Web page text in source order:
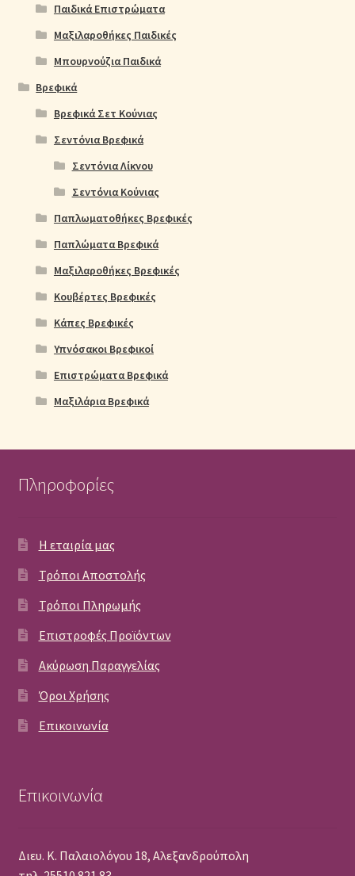
Παιδικά Επιστρώματα
Μαξιλαροθήκες Παιδικές
Μπουρνούζια Παιδικά
Βρεφικά
Βρεφικά Σετ Κούνιας
Σεντόνια Βρεφικά
Σεντόνια Λίκνου
Σεντόνια Κούνιας
Παπλωματοθήκες Βρεφικές
Παπλώματα Βρεφικά
Μαξιλαροθήκες Βρεφικές
Κουβέρτες Βρεφικές
Κάπες Βρεφικές
Υπνόσακοι Βρεφικοί
Επιστρώματα Βρεφικά
Μαξιλάρια Βρεφικά
Πληροφορίες
Η εταιρία μας
Τρόποι Αποστολής
Τρόποι Πληρωμής
Επιστροφές Προϊόντων
Ακύρωση Παραγγελίας
Όροι Χρήσης
Επικοινωνία
Επικοινωνία
Διευ. Κ. Παλαιολόγου 18, Αλεξανδρούπολη